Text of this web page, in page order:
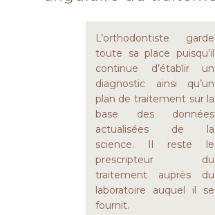
L’orthodontiste garde
toute sa place puisqu’il
continue d’établir un
diagnostic ainsi qu’un
plan de traitement sur la
base des données
actualisées de la
science. Il reste le
prescripteur du
traitement auprès du
laboratoire auquel il se
fournit.